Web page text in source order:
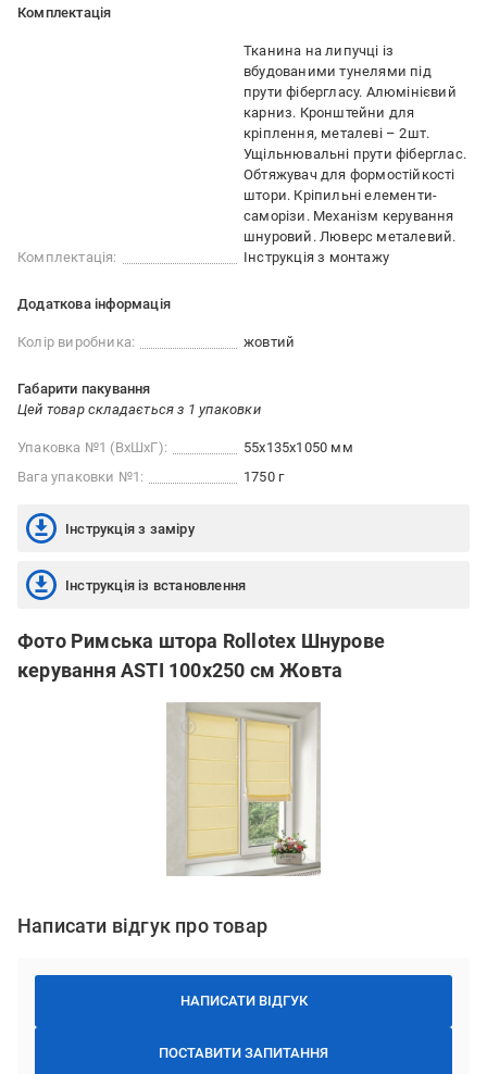
Комплектація
Комплектація:
Тканина на липучці із
вбудованими тунелями під
прути фібергласу. Алюмінієвий
карниз. Кронштейни для
кріплення, металеві – 2шт.
Ущільнювальні прути фіберглас.
Обтяжувач для формостійкості
штори. Кріпильні елементи-
саморізи. Механізм керування
шнуровий. Люверс металевий.
Інструкція з монтажу
Додаткова інформація
Колір виробника: жовтий
Габарити пакування
Цей товар складається з 1 упаковки
Упаковка №1 (ВхШхГ):
55x135x1050 мм
Вага упаковки №1:
1750 г
Інструкція з заміру
Інструкція із встановлення
Фото Римська штора Rollotex Шнурове
керування ASTI 100x250 см Жовта
Написати відгук про товар
НАПИСАТИ ВІДГУК
ПОСТАВИТИ ЗАПИТАННЯ